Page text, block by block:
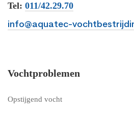
Tel: 011/42.29.70
info@aquatec-
Vochtproblemen
Opstijgend vocht